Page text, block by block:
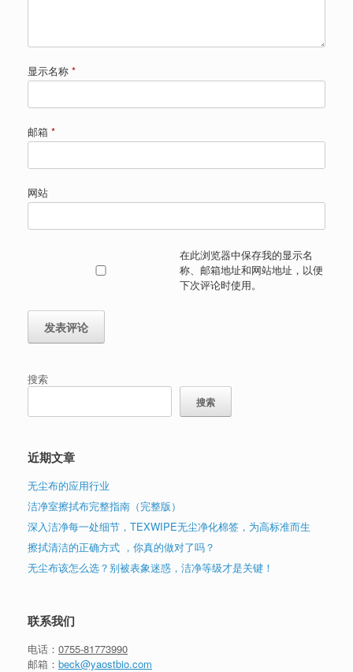
显示名称 *
邮箱 *
网站
在此浏览器中保存我的显示名
称、邮箱地址和网站地址，以便
下次评论时使用。
搜索
搜索
近期文章
无尘布的应用行业
洁净室擦拭布完整指南（完整版）
深入洁净每一处细节，TEXWIPE无尘净化棉签，为高标准而生
擦拭清洁的正确方式 ，你真的做对了吗？
无尘布该怎么选？别被表象迷惑，洁净等级才是关键！
联系我们
电话： 0755-81773990
邮箱： beck@yaostbio.com